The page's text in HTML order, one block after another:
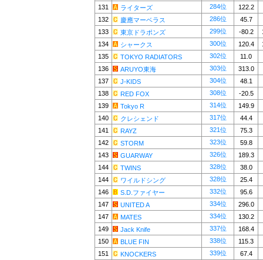
131
ライターズ 284位
122.2
132
慶應マーベラス 286位
45.7
133
東京ドラポンズ 299位 -80.2
134
シャークス 300位 120.4
135
TOKYO RADIATORS 302位
11.0
136
ARUYO東海 303位
313.0
137
J-KIDS 304位
48.1
138
RED FOX 308位
-20.5
139
Tokyo R 314位
149.9
140
クレシェンド 317位
44.4
141
RAYZ 321位
75.3
142
STORM 323位
59.8
143
GUARWAY 326位
189.3
144
TWINS 328位
38.0
144
ワイルドシング 328位
25.4
146
S.D.ファイヤー 332位
95.6
147
UNITED A 334位
296.0
147
MATES 334位
130.2
149
Jack Knife 337位
168.4
150
BLUE FIN 338位
115.3
151
KNOCKERS 339位
67.4